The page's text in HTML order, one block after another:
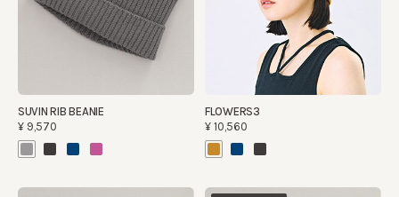
SUVIN RIB BEANIE
¥9,570
FLOWERS3
¥10,560